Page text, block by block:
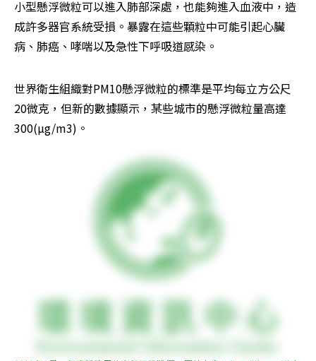
小型懸浮微粒可以進入肺部深處，也能夠進入血液中，造
成許多器官系統受損。暴露在這些顆粒中可能引起心臟
病、肺癌、哮喘以及急性下呼吸道感染。
世界衛生組織對PM10懸浮微粒的標準是平均每立方公尺
20微克，但新的數據顯示，某些城市的懸浮微粒量高達
300(µg/m3)。